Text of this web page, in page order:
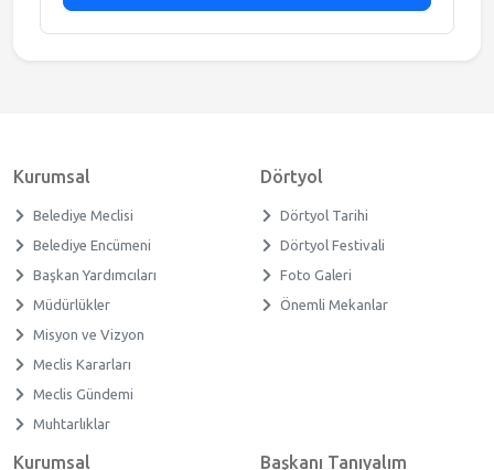
Kurumsal
Belediye Meclisi
Belediye Encümeni
Başkan Yardımcıları
Müdürlükler
Misyon ve Vizyon
Meclis Kararları
Meclis Gündemi
Muhtarlıklar
Dörtyol
Dörtyol Tarihi
Dörtyol Festivali
Foto Galeri
Önemli Mekanlar
Kurumsal Başkanı Tanıyalım